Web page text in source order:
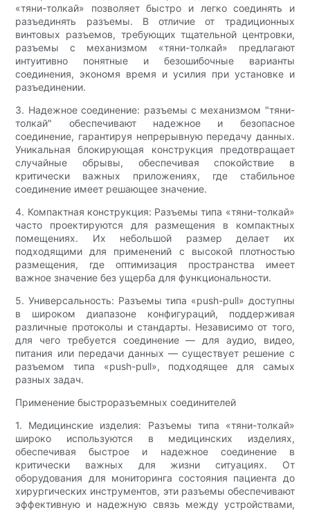
«тяни-толкай» позволяет быстро и легко соединять и
разъединять разъемы. В отличие от традиционных
винтовых разъемов, требующих тщательной центровки,
разъемы с механизмом «тяни-толкай» предлагают
интуитивно понятные и безошибочные варианты
соединения, экономя время и усилия при установке и
разъединении.
3. Надежное соединение: разъемы с механизмом "тяни-
толкай" обеспечивают надежное и безопасное
соединение, гарантируя непрерывную передачу данных.
Уникальная блокирующая конструкция предотвращает
случайные обрывы, обеспечивая спокойствие в
критически важных приложениях, где стабильное
соединение имеет решающее значение.
4. Компактная конструкция: Разъемы типа «тяни-толкай»
часто проектируются для размещения в компактных
помещениях. Их небольшой размер делает их
подходящими для применений с высокой плотностью
размещения, где оптимизация пространства имеет
важное значение без ущерба для функциональности.
5. Универсальность: Разъемы типа «push-pull» доступны
в широком диапазоне конфигураций, поддерживая
различные протоколы и стандарты. Независимо от того,
для чего требуется соединение — для аудио, видео,
питания или передачи данных — существует решение с
разъемом типа «push-pull», подходящее для самых
разных задач.
Применение быстроразъемных соединителей
1. Медицинские изделия: Разъемы типа «тяни-толкай»
широко используются в медицинских изделиях,
обеспечивая быстрое и надежное соединение в
критически важных для жизни ситуациях. От
оборудования для мониторинга состояния пациента до
хирургических инструментов, эти разъемы обеспечивают
эффективную и надежную связь между устройствами,